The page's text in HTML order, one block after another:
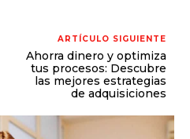
ARTÍCULO SIGUIENTE
Ahorra dinero y optimiza
tus procesos: Descubre
las mejores estrategias
de adquisiciones